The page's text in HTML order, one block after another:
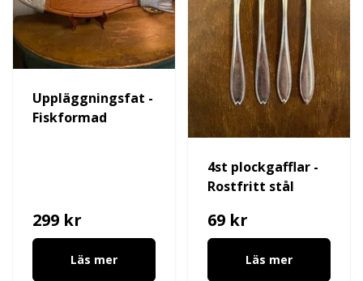
Uppläggningsfat -
Fiskformad
299 kr
Läs mer
4st plockgafflar -
Rostfritt stål
69 kr
Läs mer